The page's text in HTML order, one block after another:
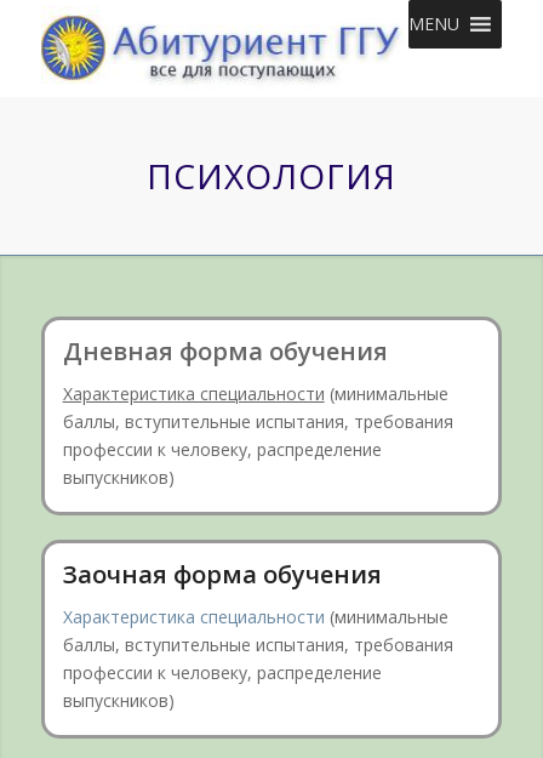
MENU
ПСИХОЛОГИЯ
Дневная форма обучения
Характеристика специальности (минимальные
баллы, вступительные испытания, требования
профессии к человеку, распределение
выпускников)
Заочная форма обучения
Характеристика специальности (минимальные
баллы, вступительные испытания, требования
профессии к человеку, распределение
выпускников)